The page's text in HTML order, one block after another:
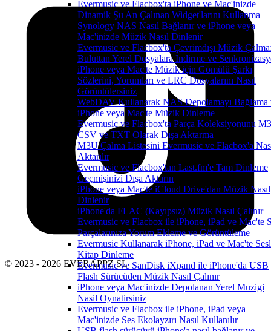
Evermusic ve Flacbox'ta iPhone ve Mac'inizde
Dinamik Şu An Çalınan Widget'larını Kullanma
Synology NAS Nasıl Bağlanır ve iPhone veya
Mac'inizde Müzik Nasıl Dinlenir
Evermusic ve Flacbox'ta Çevrimdışı Müzik
Buluttan Yerel Dosyalara İndirme ve
iPhone veya Mac'te Müzik için Gömülü Şarkı
Sözlerini, Yorumları ve LRC Dosyalarını Nasıl
Görüntülersiniz
WebDAV Kullanarak NAS Depolamayı Bağlama
iPhone veya Mac'te Müzik Dinleme
Evermusic ve Flacbox'ta Parça Koleksiyonunu
CSV ve TXT Olarak Dışa Aktarma
M3U Çalma Listesini Evermusic ve Flacbox'a
Aktarılır
Evermusic ve Flacbox'tan Last.fm'e Tam Dinleme
Geçmişinizi Dışa Aktarın
iPhone veya Mac'te iCloud Drive'dan Müzik Nasıl
Dinlenir
iPhone'da FLAC (Kayıpsız) Müzik Nasıl Çalınır
Evermusic ve Flacbox ile iPhone, iPad ve Mac'te
Parçalarınıza Yorum Ekleme ve Görüntüleme
Evermusic Kullanarak iPhone, iPad ve Mac'te
Kitap Dinleme
Evermusic ve SanDisk iXpand ile iPhone'da USB
Flash Sürücüden Müzik Nasıl Çalınır
iPhone veya Mac'inizde Depolanan Yerel Muzigi
Nasil Oynatirsiniz
Evermusic ve Flacbox ile iPhone, iPad veya
Mac'inizde Ses Ekolayzırı Nasıl Kullanılır
© 2023 - 2026 EVERAPPZ SL